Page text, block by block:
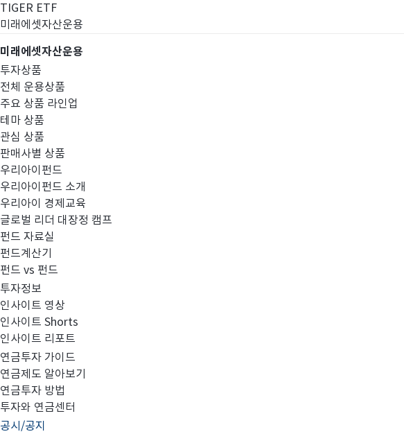
TIGER ETF
미래에셋자산운용
미래에셋자산운용
투자상품
전체 운용상품
주요 상품 라인업
테마 상품
관심 상품
판매사별 상품
우리아이펀드
우리아이펀드 소개
우리아이 경제교육
글로벌 리더 대장정 캠프
펀드 자료실
펀드계산기
펀드 vs 펀드
투자정보
인사이트 영상
인사이트 Shorts
인사이트 리포트
연금투자 가이드
연금제도 알아보기
연금투자 방법
투자와 연금센터
공시/공지
경영공시
매출액 또는 손익구조 30% 이상 변경